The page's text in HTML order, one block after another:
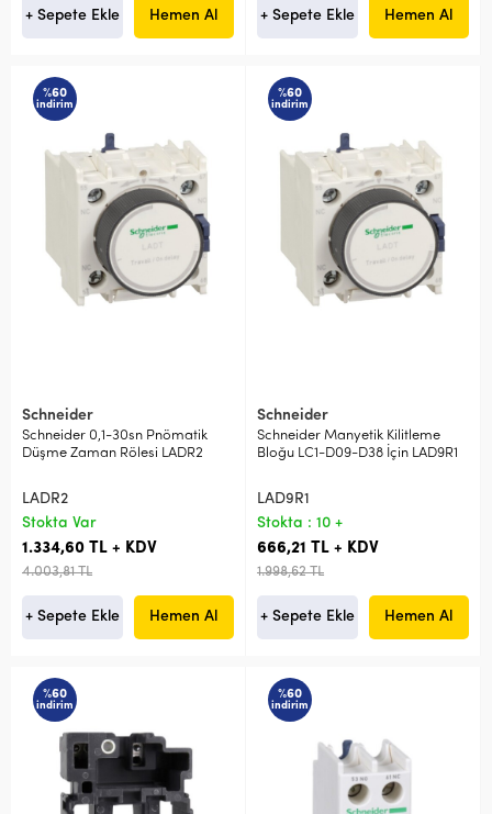
+ Sepete Ekle Hemen Al + Sepete Ekle Hemen Al
%60
indirim
Schneider
Schneider 0,1-30sn Pnömatik
Düşme Zaman Rölesi LADR2
LADR2
Stokta Var
1.334,60 TL + KDV
4.003,81 TL
+ Sepete Ekle Hemen Al
%60
indirim
Schneider
Schneider Manyetik Kilitleme
Bloğu LC1-D09-D38 İçin LAD9R1
LAD9R1
Stokta : 10 +
666,21 TL + KDV
1.998,62 TL
+ Sepete Ekle Hemen Al
%60
indirim
%60
indirim